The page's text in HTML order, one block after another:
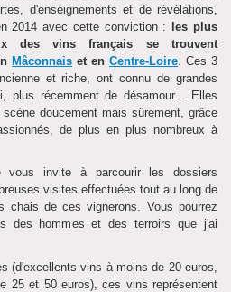
d'enseignements et de révélations,
2014 avec cette conviction : les plus
des vins français se trouvent
Mâconnais et en Centre-Loire . Ces 3
et riche, ont connu de grandes
plus récemment de désamour... Elles
doucement mais sûrement, grâce
de plus en plus nombreux à
vous invite à parcourir les dossiers
visites effectuées tout au long de
chais de ces vignerons. Vous pourrez
des hommes et des terroirs que j'ai
(d'excellents vins à moins de 20 euros,
25 et 50 euros), ces vins représentent